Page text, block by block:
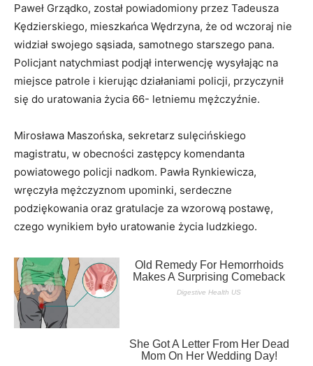
Paweł Grządko, został powiadomiony przez Tadeusza
Kędzierskiego, mieszkańca Wędrzyna, że od wczoraj nie
widział swojego sąsiada, samotnego starszego pana.
Policjant natychmiast podjął interwencję wysyłając na
miejsce patrole i kierując działaniami policji, przyczynił
się do uratowania życia 66- letniemu mężczyźnie.
Mirosława Maszońska, sekretarz sulęcińskiego
magistratu, w obecności zastępcy komendanta
powiatowego policji nadkom. Pawła Rynkiewicza,
wręczyła mężczyznom upominki, serdeczne
podziękowania oraz gratulacje za wzorową postawę,
czego wynikiem było uratowanie życia ludzkiego.